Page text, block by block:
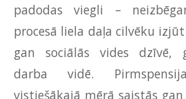
padodas viegli –
procesā liela daļa cilvēku
gan sociālās vides dzīvē,
darba vidē.
vistiešākajā mērā saistās